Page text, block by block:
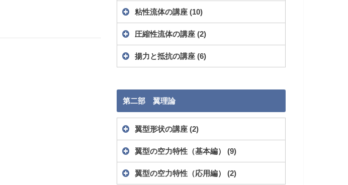
粘性流体の講座 (10)
圧縮性流体の講座 (2)
揚力と抵抗の講座 (6)
第二部 翼理論
翼型形状の講座 (2)
翼型の空力特性（基本編） (9)
翼型の空力特性（応用編） (2)